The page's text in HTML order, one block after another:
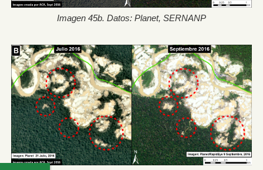
Imagen 45b. Datos: Planet, SERNANP